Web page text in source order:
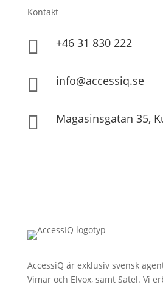
Kontakt
 +46 31 830 222
 info@accessiq.se
 Magasinsgatan 35,
AccessiQ är exklusiv svensk
Vimar och Elvox, samt Satel. Vi